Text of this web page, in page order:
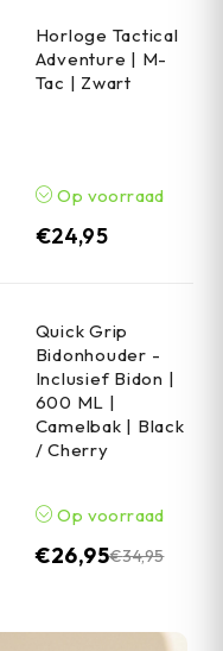
Horloge Tactical
Adventure | M-
Tac | Zwart
Op voorraad
€24,95
Quick Grip
Bidonhouder -
Inclusief Bidon |
600 ML |
Camelbak | Black
/ Cherry
Op voorraad
€34,95
€26,95